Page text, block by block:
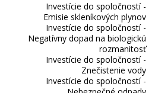
Investície do spoločností -
Emisie skleníkových plynov
Investície do spoločností -
Negatívny dopad na biologickú
rozmanitosť
Investície do spoločností -
Znečistenie vody
Investície do spoločností -